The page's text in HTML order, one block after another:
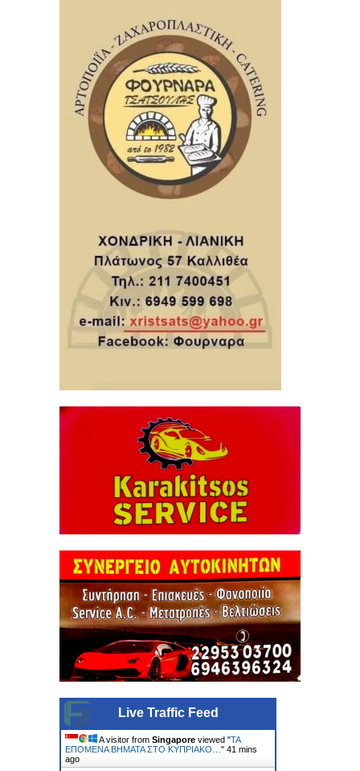
Live Traffic Feed
A visitor from Singapore viewed "ΤΑ
ΕΠΟΜΕΝΑ ΒΗΜΑΤΑ ΣΤΟ ΚΥΠΡΙΑΚΟ… " 41 mins
ago